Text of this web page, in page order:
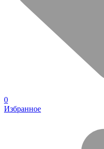
0
Избранное